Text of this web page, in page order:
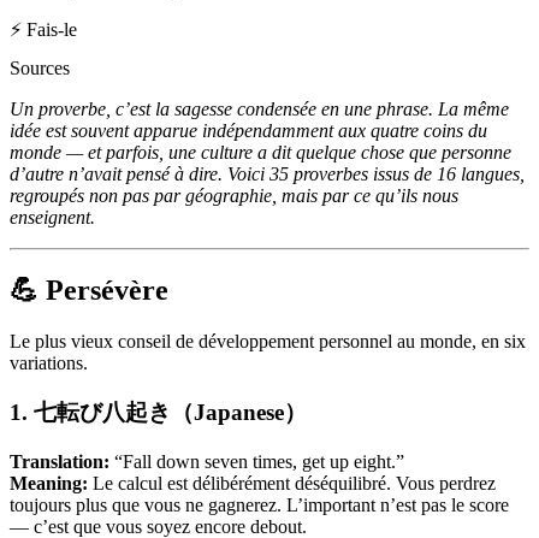
⚡ Fais-le
Sources
Un proverbe, c’est la sagesse condensée en une phrase. La même
idée est souvent apparue indépendamment aux quatre coins du
monde — et parfois, une culture a dit quelque chose que personne
d’autre n’avait pensé à dire. Voici 35 proverbes issus de 16 langues,
regroupés non pas par géographie, mais par ce qu’ils nous
enseignent.
💪 Persévère
Le plus vieux conseil de développement personnel au monde, en six
variations.
1. 七転び八起き（Japanese）
Translation: “Fall down seven times, get up eight.”
Meaning: Le calcul est délibérément déséquilibré. Vous perdrez
toujours plus que vous ne gagnerez. L’important n’est pas le score
— c’est que vous soyez encore debout.